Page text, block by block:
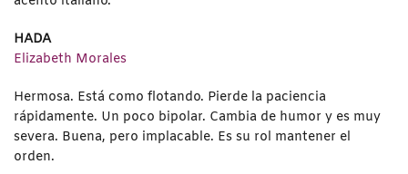
HADA
Elizabeth Morales
Hermosa. Está como flotando. Pierde la paciencia
rápidamente. Un poco bipolar. Cambia de humor y es muy
severa. Buena, pero implacable. Es su rol mantener el
orden.